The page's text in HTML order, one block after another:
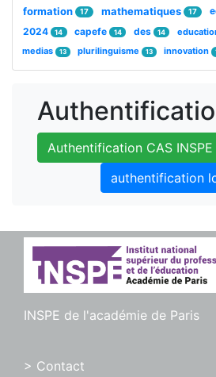
Authentification CAS
authentification
formation 17 mathematiques 17
2024 14 capefe 14 des 14
medias 13 plurilinguisme 13 innovation
INSPE de l'académie de Paris
> Contact